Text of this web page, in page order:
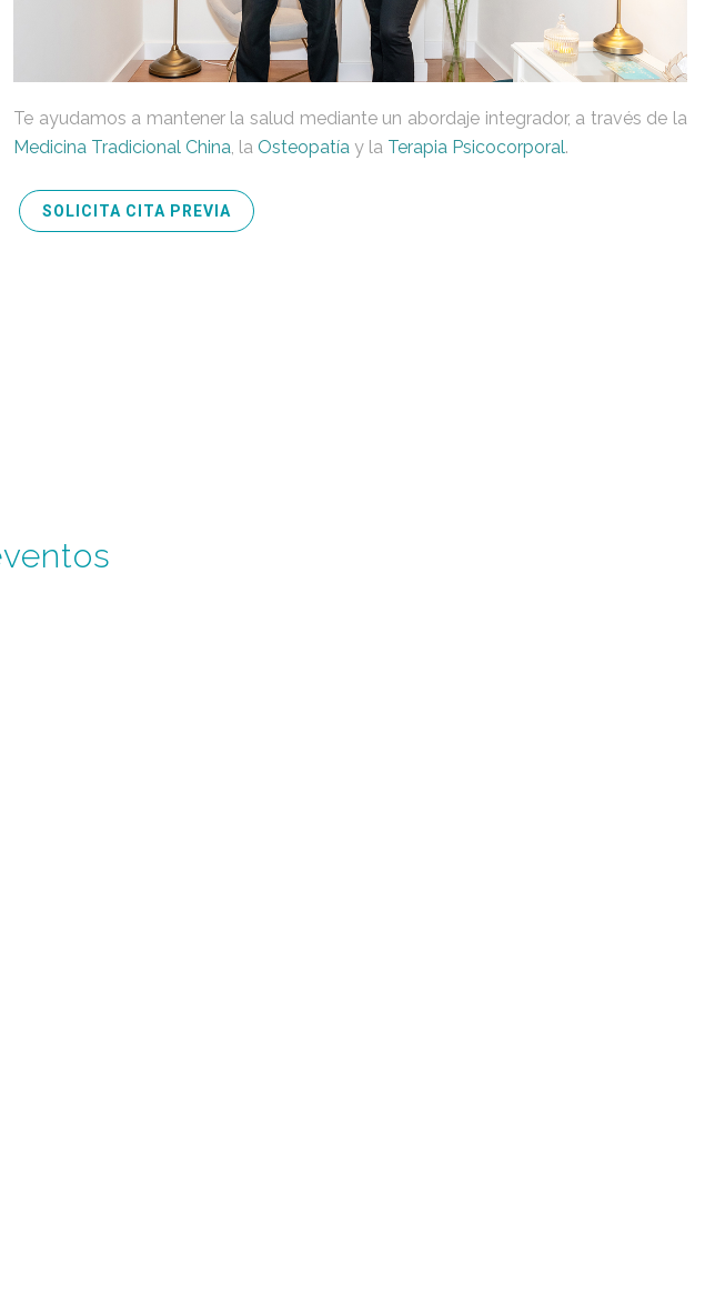
Te ayudamos a mantener la salud mediante un abordaje integrador, a través de la
Medicina Tradicional China, la Osteopatía y la Terapia Psicocorporal.
SOLICITA CITA PREVIA